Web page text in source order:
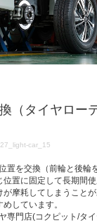
（タイヤロー
car_15
置を交換（前輪と後輪
置に固定して長期間
摩耗してしまうこと
しています。
専門店(コクピット/タ